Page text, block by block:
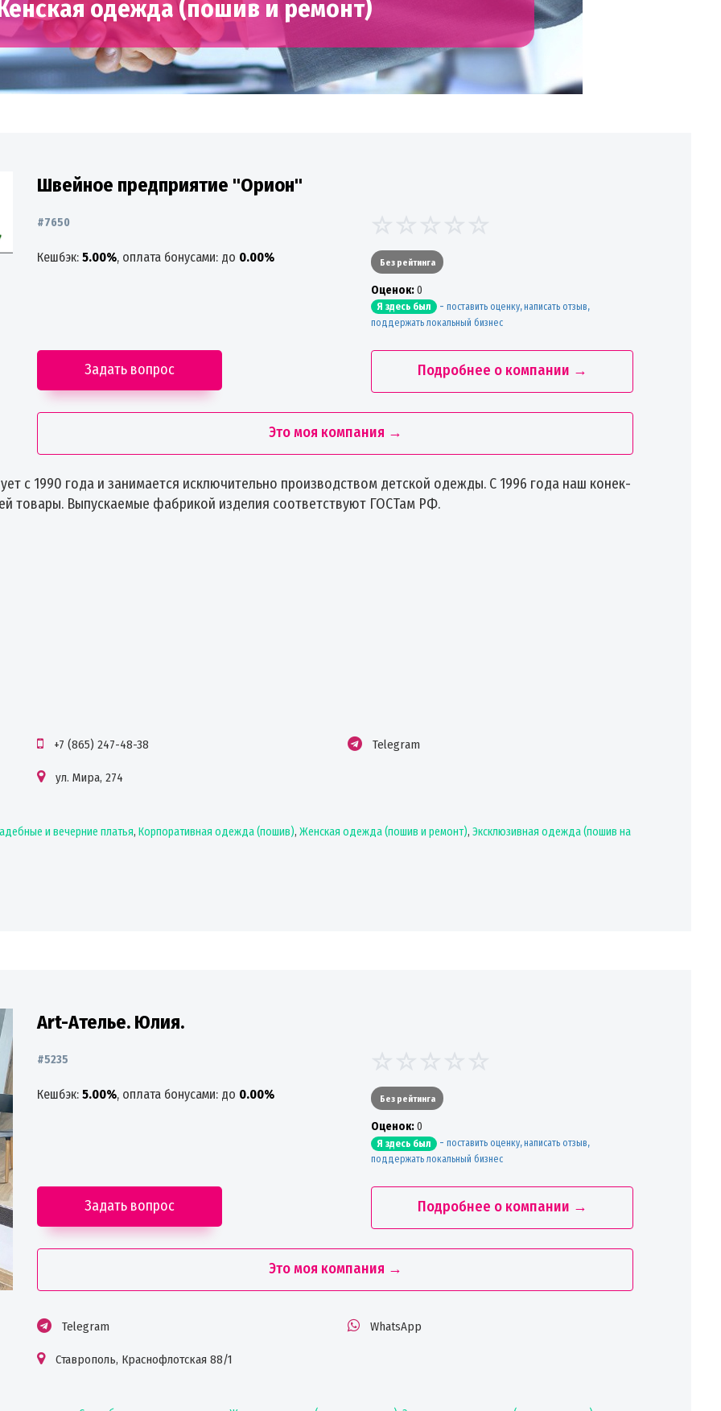
одежда (пошив и ремонт)
Швейное предприятие "Орион"
#7650
Кешбэк:5.00%, оплата бонусами: до 0.00% Без рейтинга
Oценок:0
Я здесь был -поставить оценку, написать отзыв,
поддержать локальный бизнес
Задать вопрос Подробнее о компании →
Это моя компания →
с 1990 года и занимается исключительно производством детской одежды. С 1996 года наш конек-
товары. Выпускаемые фабрикой изделия соответствуют ГОСТам РФ.
+7 (865) 247-48-38 Telegram
ул. Мира, 274
и вечерние платья, Корпоративная одежда (пошив), Женская одежда (пошив и ремонт), Эксклюзивная одежда (пошив на
Art-Ателье. Юлия.
#5235
Кешбэк:5.00%, оплата бонусами: до 0.00% Без рейтинга
Oценок:0
Я здесь был -поставить оценку, написать отзыв,
поддержать локальный бизнес
Задать вопрос Подробнее о компании →
Это моя компания →
Telegram WhatsApp
Ставрополь, Краснофлотская 88/1